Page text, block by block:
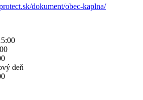
dokument/obec-kaplna/
deň